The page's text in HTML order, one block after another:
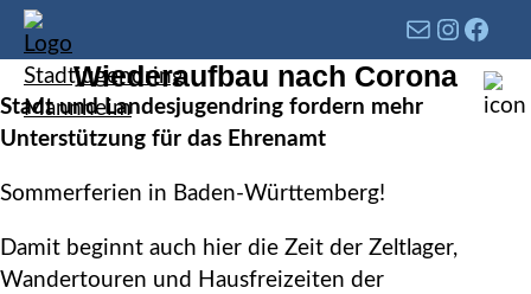
Wiederaufbau nach Corona
Stadt und Landesjugendring fordern mehr
Unterstützung für das Ehrenamt
Sommerferien in Baden-Württemberg!
Damit beginnt auch hier die Zeit der Zeltlager,
Wandertouren und Hausfreizeiten der